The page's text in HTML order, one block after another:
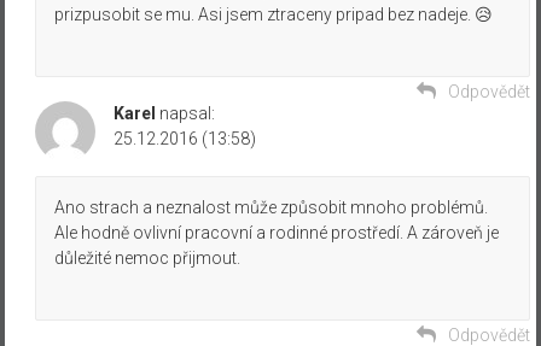
prizpusobit se mu. Asi jsem ztraceny pripad bez nadeje. 😥
Odpovědět
Karel napsal:
25.12.2016 (13:58)
Ano strach a neznalost může způsobit mnoho problémů.
Ale hodně ovlivní pracovní a rodinné prostředí. A zároveň je
důležité nemoc přijmout.
Odpovědět